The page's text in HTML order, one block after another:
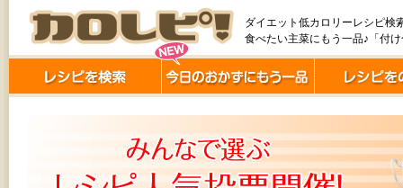
ダイエット低カロリーレシピ検
食べたい主菜にもう一品♪「付